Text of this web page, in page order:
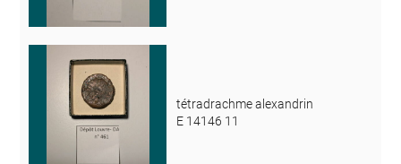
tétradrachme alexandrin
E 14146 11